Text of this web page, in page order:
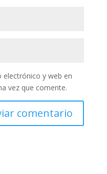
electrónico y web en
vez que comente.